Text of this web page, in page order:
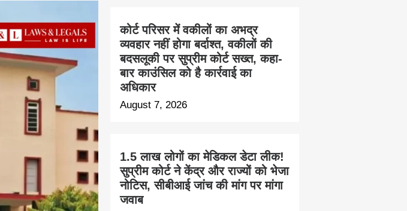
कोर्ट परिसर में वकीलों का अभद्र
व्यवहार नहीं होगा बर्दाश्त, वकीलों की
बदसलूकी पर सुप्रीम कोर्ट सख्त, कहा-
बार काउंसिल को है कार्रवाई का
अधिकार
August 7, 2026
1.5 लाख लोगों का मेडिकल डेटा लीक!
सुप्रीम कोर्ट ने केंद्र और राज्यों को भेजा
नोटिस, सीबीआई जांच की मांग पर मांगा
जवाब